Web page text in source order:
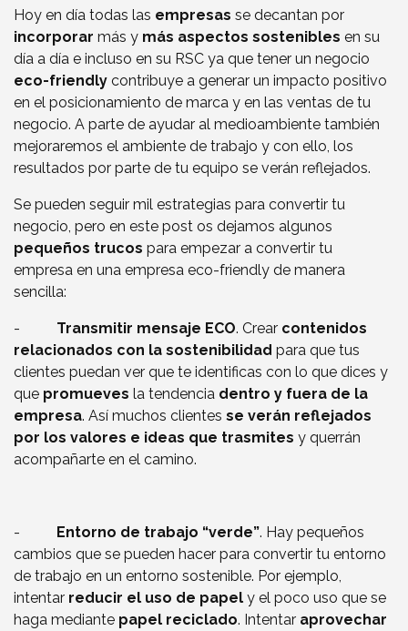
Hoy en día todas las empresas se decantan por
incorporar más y más aspectos sostenibles en su
día a día e incluso en su RSC ya que tener un negocio
eco-friendly contribuye a generar un impacto positivo
en el posicionamiento de marca y en las ventas de tu
negocio. A parte de ayudar al medioambiente también
mejoraremos el ambiente de trabajo y con ello, los
resultados por parte de tu equipo se verán reflejados.
Se pueden seguir mil estrategias para convertir tu
negocio, pero en este post os dejamos algunos
pequeños trucos para empezar a convertir tu
empresa en una empresa eco-friendly de manera
sencilla:
- Transmitir mensaje ECO. Crear contenidos
relacionados con la sostenibilidad para que tus
clientes puedan ver que te identificas con lo que dices y
que promueves la tendencia dentro y fuera de la
empresa. Así muchos clientes se verán reflejados
por los valores e ideas que trasmites y querrán
acompañarte en el camino.
- Entorno de trabajo “verde”. Hay pequeños
cambios que se pueden hacer para convertir tu entorno
de trabajo en un entorno sostenible. Por ejemplo,
intentar reducir el uso de papel y el poco uso que se
haga mediante papel reciclado. Intentar aprovechar